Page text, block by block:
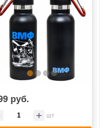
руб.
шт